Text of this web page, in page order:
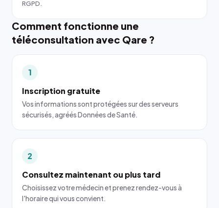
RGPD.
Comment fonctionne une
téléconsultation avec Qare ?
1
Inscription gratuite
Vos informations sont protégées sur des serveurs
sécurisés, agréés Données de Santé.
2
Consultez maintenant ou plus tard
Choisissez votre médecin et prenez rendez-vous à
l'horaire qui vous convient.